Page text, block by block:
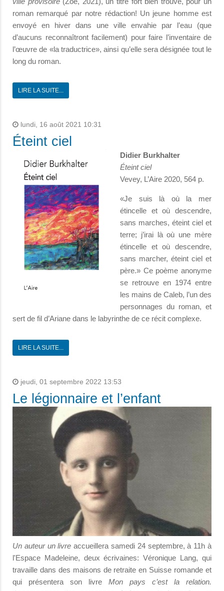
roman remarqué par notre rédaction! Un jeune homme est
envoyé en hiver dans une ville envahie par l’eau (que
d’aucuns reconnaîtront facilement) pour faire l’inventaire de
l’œuvre de «la traductrice», ainsi qu’elle sera désignée tout le
long du roman.
LIRE LA SUITE...
lundi, 16 août 2021 10:31
Éteint ciel
Didier Burkhalter
Éteint ciel
Vevey, L’Aire 2020, 564 p.
«Je suis là où la mer
étincelle et où descendre,
sans marches, éteint ciel et
terre; j’irai là où une mère
étincelle et où descendre,
sans marcher, éteint ciel et
père.» Ce poème anonyme
se retrouve en 1974 entre
les mains de Caleb, l’un des
personnages du roman, et
sert de fil d’Ariane dans le labyrinthe de ce récit complexe.
LIRE LA SUITE...
jeudi, 01 septembre 2022 13:53
Le légionnaire et l’enfant
Un auteur un livre accueillera samedi 24 septembre, à 11h à
l'Espace Madeleine, deux écrivaines: Véronique Lang, qui
travaille dans des maisons de retraite en Suisse romande et
qui présentera son livre Mon pays c’est la relation.